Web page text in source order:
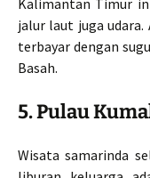
Kalimantan Timur
jalur laut juga
terbayar dengan
Basah.
5. Pulau
Wisata samarinda